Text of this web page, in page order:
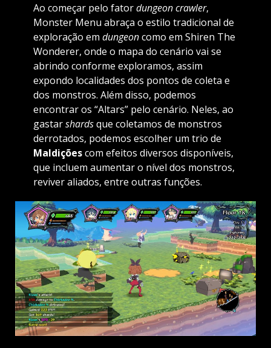
Ao começar pelo fatordungeon crawler,
Monster Menu abraça o estilo tradicional de
exploração em dungeoncomo em Shiren The
Wonderer, onde o mapa do cenário vai se
abrindo conforme exploramos, assim
expondo localidades dos pontos de coleta e
dos monstros. Além disso, podemos
encontrar os “Altars” pelo cenário. Neles, ao
gastarshardsque coletamos de monstros
derrotados, podemos escolher um trio de
Maldiçõescom efeitos diversos disponíveis,
que incluem aumentar o nível dos monstros,
reviver aliados, entre outras funções.